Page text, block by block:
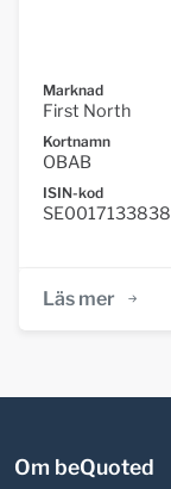
Marknad
First North
Kortnamn
OBAB
ISIN-kod
SE0017133838
Läs mer
Om beQuoted